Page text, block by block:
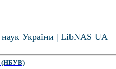
наук України | LibNAS UA
(НБУВ)